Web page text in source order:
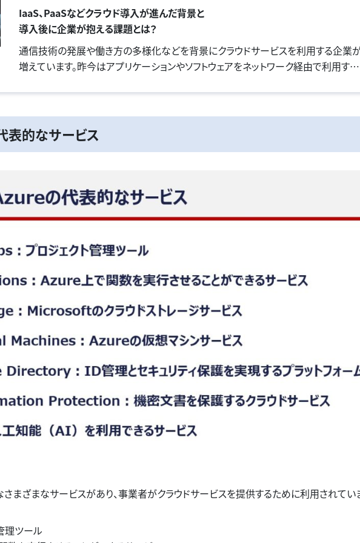
IaaS、PaaSなどクラウド導入が進んだ背景と
導入後に企業が抱える課題とは？
通信技術の発展や働き方の多様化などを背景にクラウドサービスを利用する企業
増えています。昨今はアプリケーションやソフトウェアをネットワーク経由で利用する
ます。一方でクラウド導入には利便性以外に多くの課題もあります。本記事では、ク
ウド導入後によくある課題や、その解決策をご紹介します。
的なサービス
ざまなサービスがあり、事業者がクラウドサービスを提供するために利用されてい
理ツール